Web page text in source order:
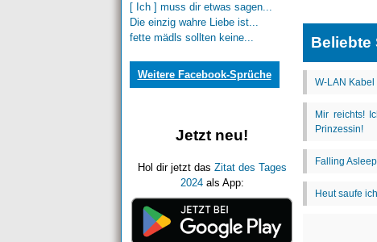
[ Ich ] muss dir etwas sagen...
Die einzig wahre Liebe ist...
fette mädls sollten keine...
Weitere Facebook-Sprüche
Jetzt neu!
Hol dir jetzt das Zitat des Tages
2024als App:
Beliebte